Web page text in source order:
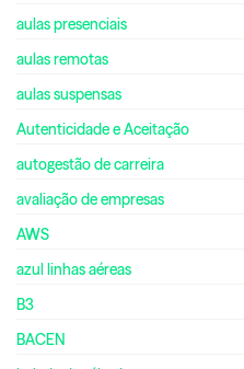
aulas presenciais
aulas remotas
aulas suspensas
Autenticidade e Aceitação
autogestão de carreira
avaliação de empresas
AWS
azul linhas aéreas
B3
BACEN